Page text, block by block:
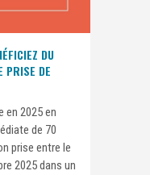
DU
PRISE DE
en 2025 en
de 70
prise entre le
2025 dans un